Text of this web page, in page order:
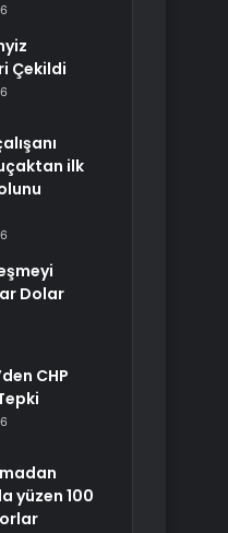
Çekildi
ilk
Dolar
CHP
yüzen 100